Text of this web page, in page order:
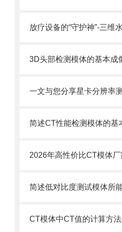
放疗设备的“守护神”-三维
3D头部检测模体的基本成
简述CT性能检测模体的基
CT模体中CT值的计算方